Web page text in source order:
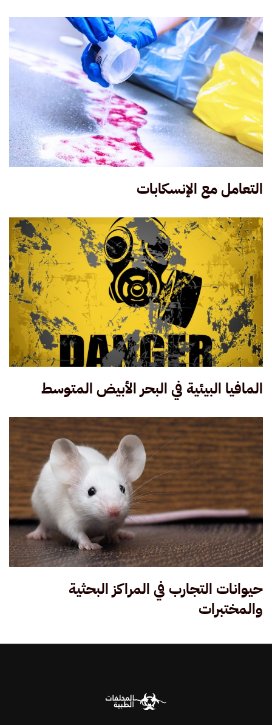
التعامل مع الإنسكابات
المافيا البيئية في البحر الأبيض المتوسط
حيوانات التجارب في المراكز البحثية
والمختبرات